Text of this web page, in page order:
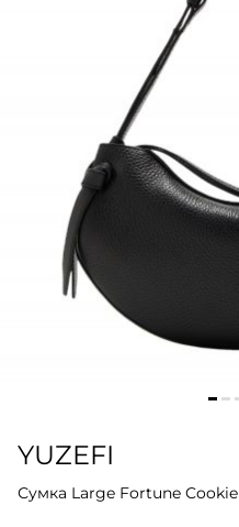
YUZEFI
Сумка Large Fortune Cookie